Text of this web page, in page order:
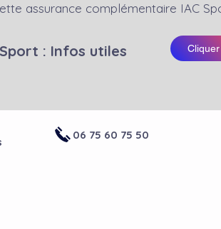
assurance complémentaire IAC
: Infos utiles
06 75 60 75 50